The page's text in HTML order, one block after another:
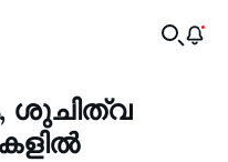
ശുചിത്വ